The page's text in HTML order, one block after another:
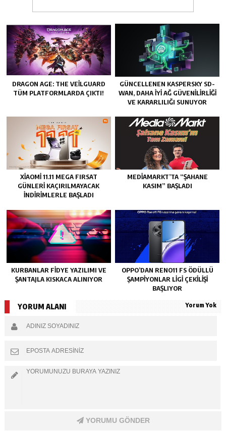
DRAGON AGE: THE VEILGUARD
TÜM PLATFORMLARDA ÇIKTI!
GÜNCELLENEN KASPERSKY SD-
WAN, DAHA IYI AĞ GÜVENILIRLIĞI
VE KARARLILIĞI SUNUYOR
XIAOMI 11.11 MEGA FIRSAT
GÜNLERI KAÇIRILMAYACAK
İNDIRIMLERLE BAŞLADI
MEDIAMARKT’TA “ŞAHANE
KASIM” BAŞLADI
KURBANLAR FIDYE YAZILIMI VE
ŞANTAJLA KISKACA ALINIYOR
OPPO’DAN RENO11 FS ÖDÜLLÜ
ŞAMPIYONLAR LIGI ÇEKILIŞI
BAŞLIYOR
YORUM ALANI Yorum Yok
YORUMU GÖNDER